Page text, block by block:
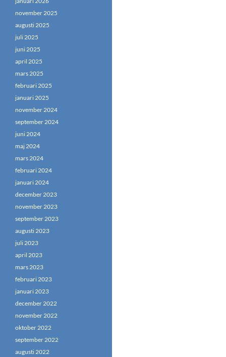
november 2025
augusti 2025
juli 2025
juni 2025
april 2025
mars 2025
februari 2025
januari 2025
november 2024
september 2024
juni 2024
maj 2024
mars 2024
februari 2024
januari 2024
december 2023
november 2023
september 2023
augusti 2023
juli 2023
april 2023
mars 2023
februari 2023
januari 2023
december 2022
november 2022
oktober 2022
september 2022
augusti 2022